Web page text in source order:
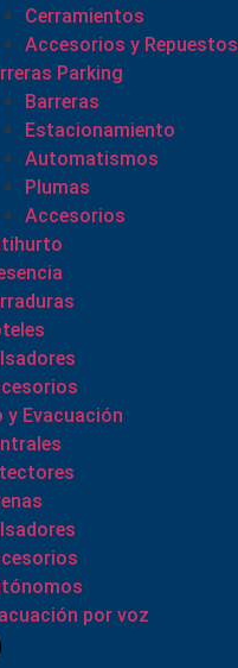
Cerramientos
Accesorios y Repuestos
Parking
Barreras
Estacionamiento
Automatismos
Plumas
Accesorios
y Evacuación
por voz